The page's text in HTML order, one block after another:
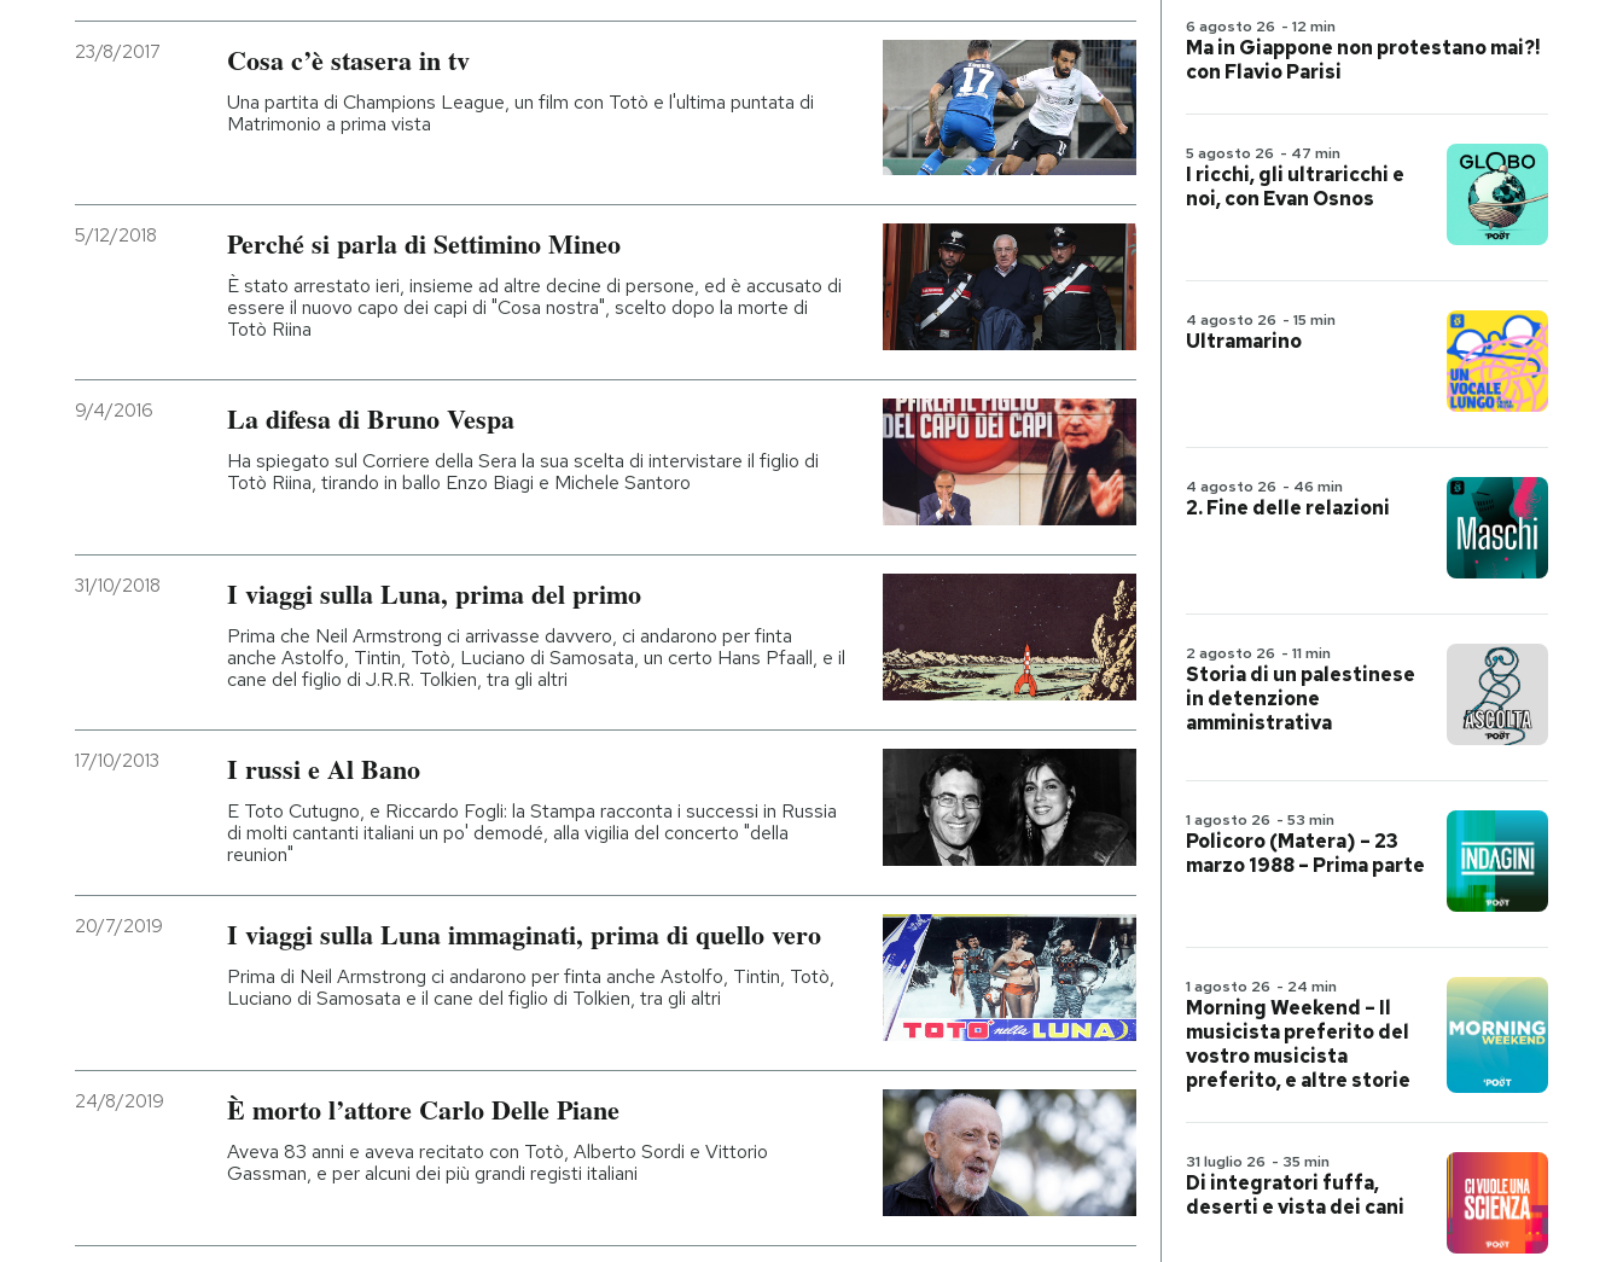
23/8/2017 Cosa c’è stasera in tv
Una partita di Champions League, un film con Totò e l'ultima puntata di
Matrimonio a prima vista
5/12/2018 Perché si parla di Settimino Mineo
È stato arrestato ieri, insieme ad altre decine di persone, ed è accusato di
essere il nuovo capo dei capi di "Cosa nostra", scelto dopo la morte di
Totò Riina
9/4/2016 La difesa di Bruno Vespa
Ha spiegato sul Corriere della Sera la sua scelta di intervistare il figlio di
Totò Riina, tirando in ballo Enzo Biagi e Michele Santoro
31/10/2018 I viaggi sulla Luna, prima del primo
Prima che Neil Armstrong ci arrivasse davvero, ci andarono per finta
anche Astolfo, Tintin, Totò, Luciano di Samosata, un certo Hans Pfaall, e il
cane del figlio di J.R.R. Tolkien, tra gli altri
17/10/2013 I russi e Al Bano
E Toto Cutugno, e Riccardo Fogli: la Stampa racconta i successi in Russia
di molti cantanti italiani un po' demodé, alla vigilia del concerto "della
reunion"
20/7/2019 I viaggi sulla Luna immaginati, prima di quello vero
Prima di Neil Armstrong ci andarono per finta anche Astolfo, Tintin, Totò,
Luciano di Samosata e il cane del figlio di Tolkien, tra gli altri
24/8/2019 È morto l’attore Carlo Delle Piane
Aveva 83 anni e aveva recitato con Totò, Alberto Sordi e Vittorio
Gassman, e per alcuni dei più grandi registi italiani
6 agosto 26 - 12 min
Ma in Giappone non protestano mai?!
con Flavio Parisi
5 agosto 26 - 47 min
I ricchi, gli ultraricchi e
noi, con Evan Osnos
4 agosto 26 - 15 min
Ultramarino
4 agosto 26 - 46 min
2. Fine delle relazioni
2 agosto 26 - 11 min
Storia di un palestinese
in detenzione
amministrativa
1 agosto 26 - 53 min
Policoro (Matera) – 23
marzo 1988 – Prima parte
1 agosto 26 - 24 min
Morning Weekend – Il
musicista preferito del
vostro musicista
preferito, e altre storie
31 luglio 26 - 35 min
Di integratori fuffa,
deserti e vista dei cani